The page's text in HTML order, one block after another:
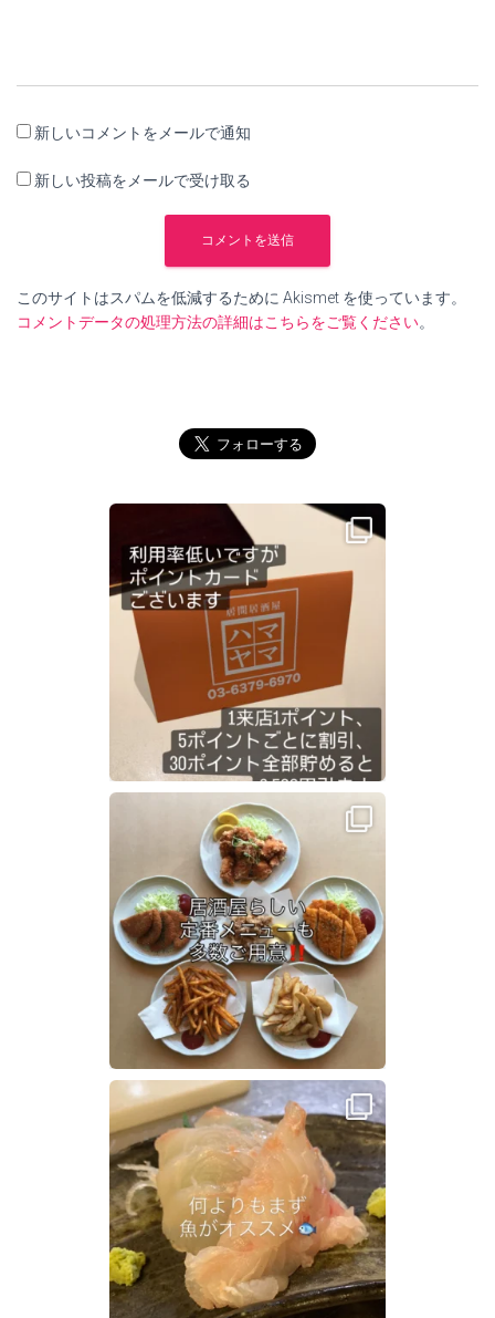
新しいコメントをメールで通知
新しい投稿をメールで受け取る
このサイトはスパムを低減するために Akismet を使っています。
コメントデータの処理方法の詳細はこちらをご覧ください。